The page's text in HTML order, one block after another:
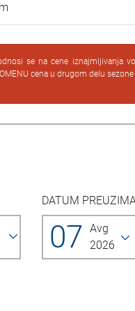
se na cene iznajmljivanja
cena u drugom delu
DATUM
07 Avg
2026